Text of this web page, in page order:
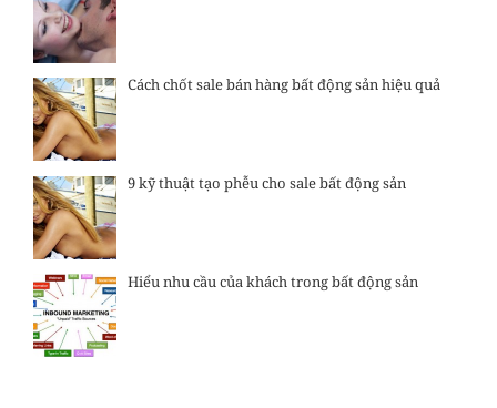
Cách chốt sale bán hàng bất động sản hiệu quả
9 kỹ thuật tạo phễu cho sale bất động sản
Hiểu nhu cầu của khách trong bất động sản